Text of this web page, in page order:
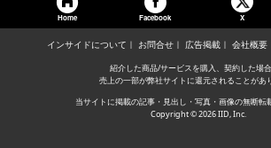
Home Facebook X
インサイドについて お問合せ 広告掲載 会社概要
紹介した商品/サービスを購入、契約した場合
売上の一部が弊社サイトに還元されることがあ
当サイトに掲載の記事・見出し・写真・画像の無断転
Copyright © 2026 IID, Inc.